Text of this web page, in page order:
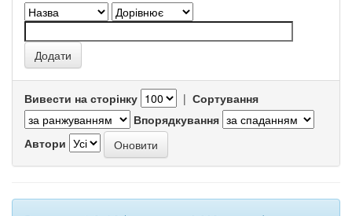
Вивести на сторінку | Сортування
Впорядкування
Автори